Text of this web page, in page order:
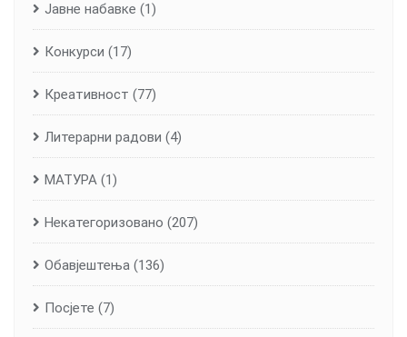
Јавне набавке (1)
Конкурси (17)
Креативност (77)
Литерарни радови (4)
МАТУРА (1)
Некатегоризовано (207)
Обавјештења (136)
Посјете (7)